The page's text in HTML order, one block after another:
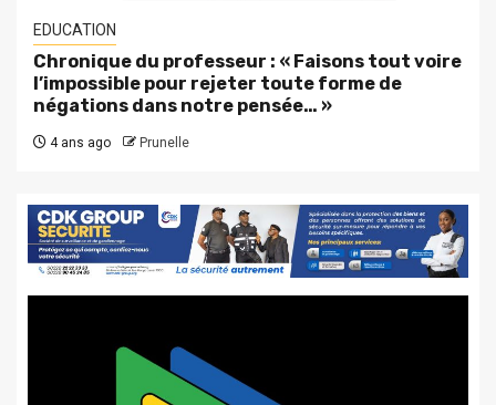
EDUCATION
Chronique du professeur : « Faisons tout voire
l’impossible pour rejeter toute forme de
négations dans notre pensée… »
4 ans ago Prunelle